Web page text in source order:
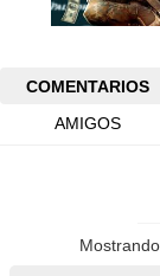
COMENTARIOS
AMIGOS